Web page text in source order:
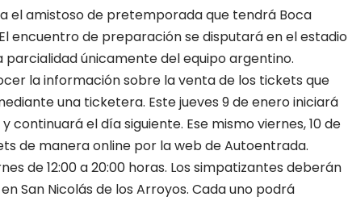
el amistoso de pretemporada que tendrá Boca
encuentro de preparación se disputará en el estadio
parcialidad únicamente del equipo argentino.
la información sobre la venta de los tickets que
una ticketera. Este jueves 9 de enero iniciará
el día siguiente. Ese mismo viernes, 10 de
de manera online por la web deAutoentrada.
de 12:00 a 20:00 horas. Los simpatizantes deberán
San Nicolás de los Arroyos. Cada uno podrá